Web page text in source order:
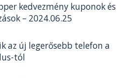
kedvezmény kuponok és
– 2024.06.25
az új legerősebb telefon a
tól